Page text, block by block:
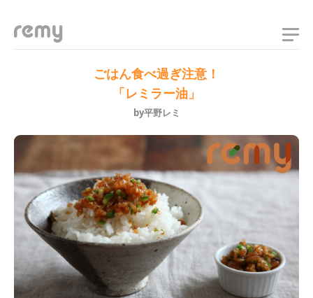
ごはん食べ過ぎ注意！
「レミラー油」
by平野レミ